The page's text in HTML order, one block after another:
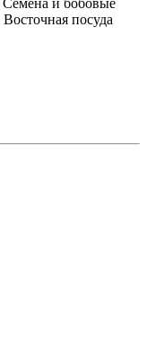
Восточная посуда